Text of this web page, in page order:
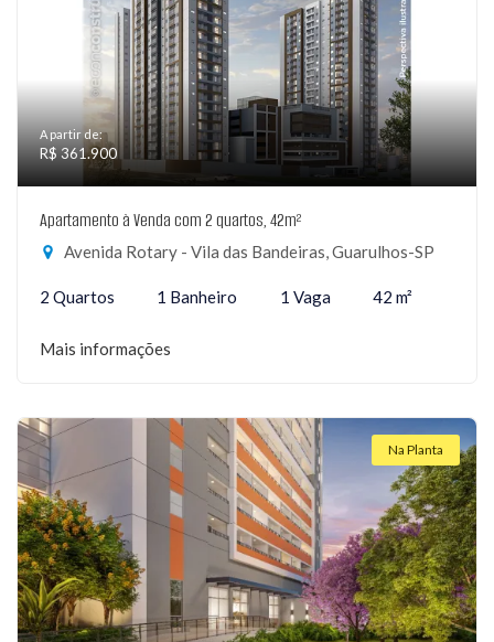
A partir de:
R$ 361.900
Apartamento à Venda com 2 quartos, 42m²
Avenida Rotary - Vila das Bandeiras, Guarulhos-SP
2 Quartos 1 Banheiro 1 Vaga 42 m²
Mais informações
Na Planta